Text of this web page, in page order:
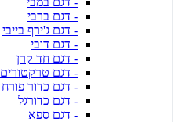
- דגם ברבי
- דגם ג'ירף בייבי
- דגם דובי
- דגם חד קרן
- דגם טרקטורים
- דגם כדור פורח
- דגם כדורגל
- דגם ספא